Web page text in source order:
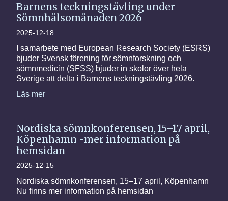
Barnens teckningstävling under
Sömnhälsomånaden 2026
2025-12-18
I samarbete med European Research Society (ESRS)
bjuder Svensk förening för sömnforskning och
sömnmedicin (SFSS) bjuder in skolor över hela
Sverige att delta i Barnens teckningstävling 2026.
Läs mer
Nordiska sömnkonferensen, 15–17 april,
Köpenhamn -mer information på
hemsidan
2025-12-15
Nordiska sömnkonferensen, 15–17 april, Köpenhamn
Nu finns mer information på hemsidan